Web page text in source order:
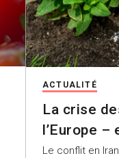
ACTUALITÉ
La crise
l’Europe –
Le conflit en